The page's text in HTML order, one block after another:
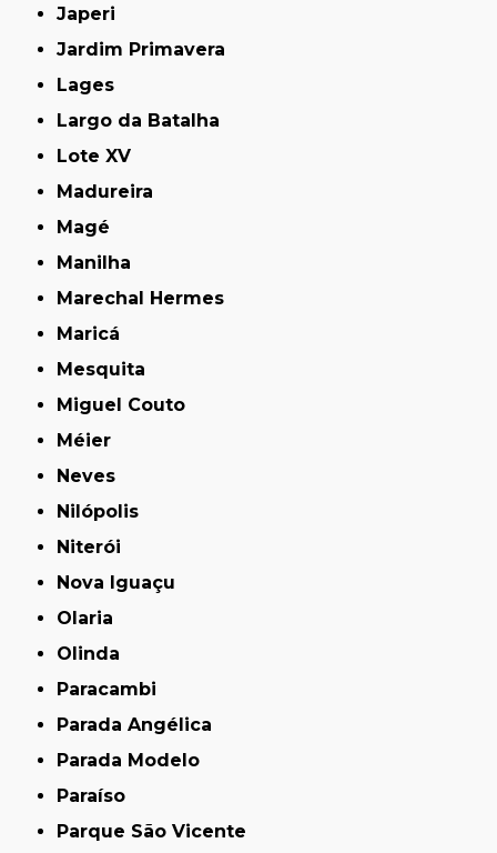
Japeri
Jardim Primavera
Lages
Largo da Batalha
Lote XV
Madureira
Magé
Manilha
Marechal Hermes
Maricá
Mesquita
Miguel Couto
Méier
Neves
Nilópolis
Niterói
Nova Iguaçu
Olaria
Olinda
Paracambi
Parada Angélica
Parada Modelo
Paraíso
Parque São Vicente